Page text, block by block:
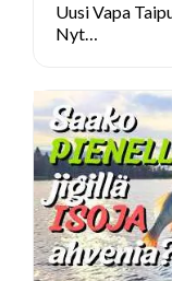
Uusi Vapa
Nyt…